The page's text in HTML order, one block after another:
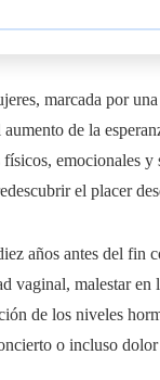
marcada por
de la
emocionales
el placer
años antes del fin
vaginal, malestar en
de los niveles
o incluso